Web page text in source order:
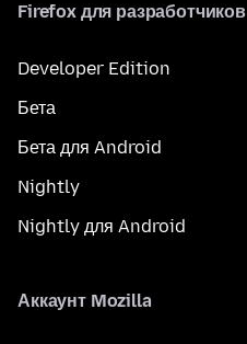
Firefox для разработчиков
Developer Edition
Бета
Бета для Android
Nightly
Nightly для Android
Аккаунт Mozilla